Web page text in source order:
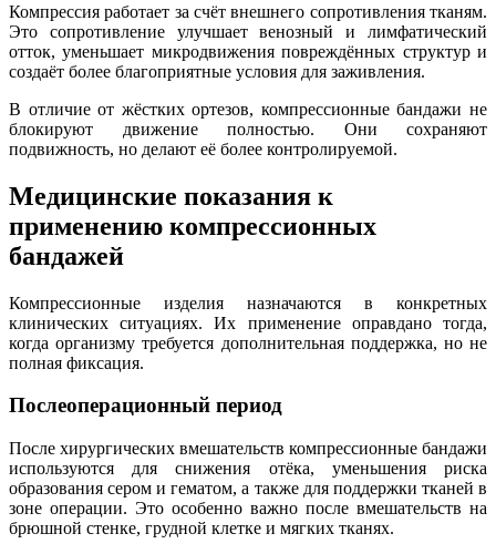
Компрессия работает за счёт внешнего сопротивления тканям.
Это сопротивление улучшает венозный и лимфатический
отток, уменьшает микродвижения повреждённых структур и
создаёт более благоприятные условия для заживления.
В отличие от жёстких ортезов, компрессионные бандажи не
блокируют движение полностью. Они сохраняют
подвижность, но делают её более контролируемой.
Медицинские показания к
применению компрессионных
бандажей
Компрессионные изделия назначаются в конкретных
клинических ситуациях. Их применение оправдано тогда,
когда организму требуется дополнительная поддержка, но не
полная фиксация.
Послеоперационный период
После хирургических вмешательств компрессионные бандажи
используются для снижения отёка, уменьшения риска
образования сером и гематом, а также для поддержки тканей в
зоне операции. Это особенно важно после вмешательств на
брюшной стенке, грудной клетке и мягких тканях.